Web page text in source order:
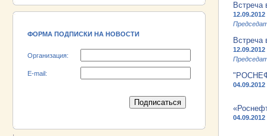
ФОРМА ПОДПИСКИ НА НОВОСТИ
Организация:
E-mail:
Встреча
12.09.2012
Встреча
12.09.2012
04.09.2012
04.09.2012